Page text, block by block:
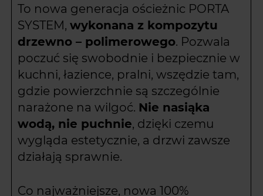
To nowa generacja ościeżnic PORTA
SYSTEM,wykonana z kompozytu
drzewno – polimerowego. Pozwala
poczuć się swobodnie i bezpiecznie w
kuchni, łazience, pralni, wszędzie tam,
gdzie powierzchnie są szczególnie
narażone na wilgoć. Nie nasiąka
wodą, nie puchnie, dzięki czemu
wygląda estetycznie, a drzwi zawsze
działają sprawnie.
Co najważniejsze, nowa 100%